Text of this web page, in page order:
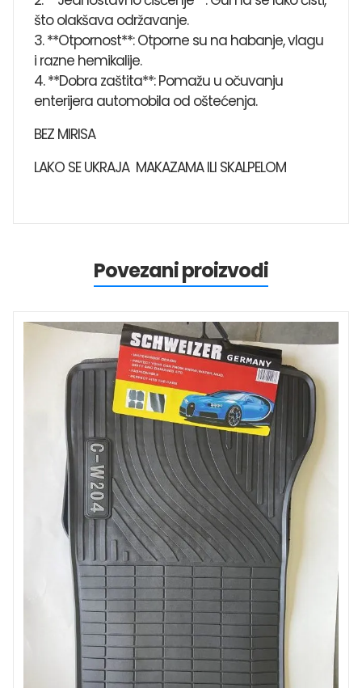
što olakšava održavanje.
3. **Otpornost**: Otporne su na habanje, vlagu
i razne hemikalije.
4. **Dobra zaštita**: Pomažu u očuvanju
enterijera automobila od oštećenja.
BEZ MIRISA
LAKO SE UKRAJA MAKAZAMA ILI SKALPELOM
Povezani proizvodi